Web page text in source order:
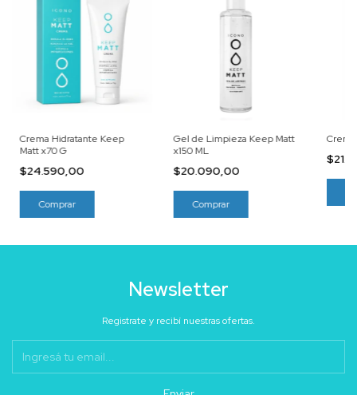
Crema Hidratante Keep
Matt x70 G
$24.590,00
Gel de Limpieza Keep Matt
x150 ML
$20.090,00
Newsletter
Registrate y recibí nuestras ofertas.